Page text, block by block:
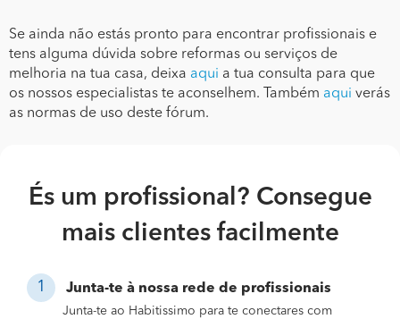
Se ainda não estás pronto para encontrar profissionais e
tens alguma dúvida sobre reformas ou serviços de
melhoria na tua casa, deixa aqui a tua consulta para que
os nossos especialistas te aconselhem. Também aqui verás
as normas de uso deste fórum.
És um profissional? Consegue
mais clientes facilmente
Junta-te à nossa rede de profissionais
Junta-te ao Habitissimo para te conectares com